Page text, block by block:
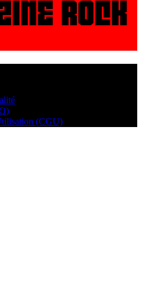
(CGU)